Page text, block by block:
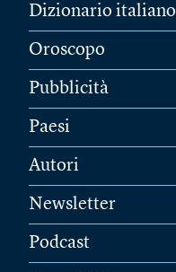
Dizionario italiano
Oroscopo
Pubblicità
Paesi
Autori
Newsletter
Podcast